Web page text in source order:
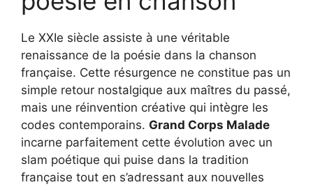
Le XXIe siècle assiste à une véritable
renaissance de la poésie dans la chanson
française. Cette résurgence ne constitue pas un
simple retour nostalgique aux maîtres du passé,
mais une réinvention créative qui intègre les
codes contemporains. Grand Corps Malade
incarne parfaitement cette évolution avec un
slam poétique qui puise dans la tradition
française tout en s’adressant aux nouvelles